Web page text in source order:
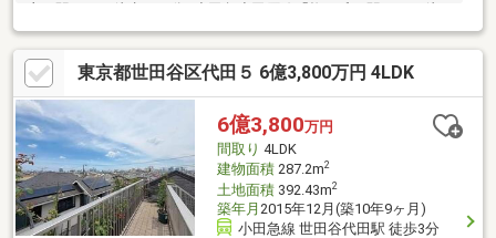
歩１２分■京王井の頭線「東松原」駅・・・徒歩１２分■京王線
「下高井戸」駅・・・徒歩１２分■京王線・京王井の頭線「明大
前」駅・・・徒歩１５分※７駅４路線利用可能なため、行き先に
よって駅を使い分けることができます。【物件概要】■２０１９
年１２月築／(株)グランビル旧分譲の邸宅／長期優良住宅
東京都世田谷区代田５ 6億3,800万円 4LDK
6億3,800万円
間取り 4LDK
建物面積287.2m2
土地面積392.43m2
築年月 2015年12月(築10年9ヶ月)
小田急線 世田谷代田駅 徒歩3分